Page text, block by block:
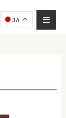
JA